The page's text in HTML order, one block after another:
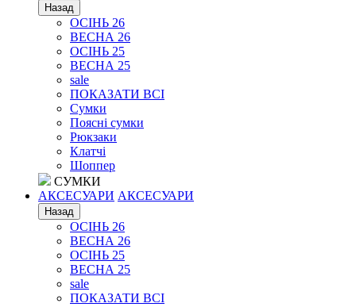
Назад
ОСІНЬ 26
ВЕСНА 26
ОСІНЬ 25
ВЕСНА 25
sale
ПОКАЗАТИ ВСІ
Сумки
Поясні сумки
Рюкзаки
Клатчі
Шоппер
СУМКИ
АКСЕСУАРИ АКСЕСУАРИ
Назад
ОСІНЬ 26
ВЕСНА 26
ОСІНЬ 25
ВЕСНА 25
sale
ПОКАЗАТИ ВСІ